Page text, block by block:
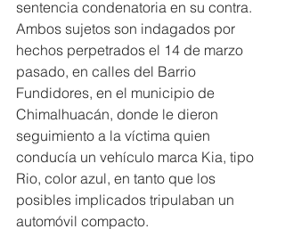
sentencia condenatoria en su contra.
Ambos sujetos son indagados por
hechos perpetrados el 14 de marzo
pasado, en calles del Barrio
Fundidores, en el municipio de
Chimalhuacán, donde le dieron
seguimiento a la víctima quien
conducía un vehículo marca Kia, tipo
Rio, color azul, en tanto que los
posibles implicados tripulaban un
automóvil compacto.